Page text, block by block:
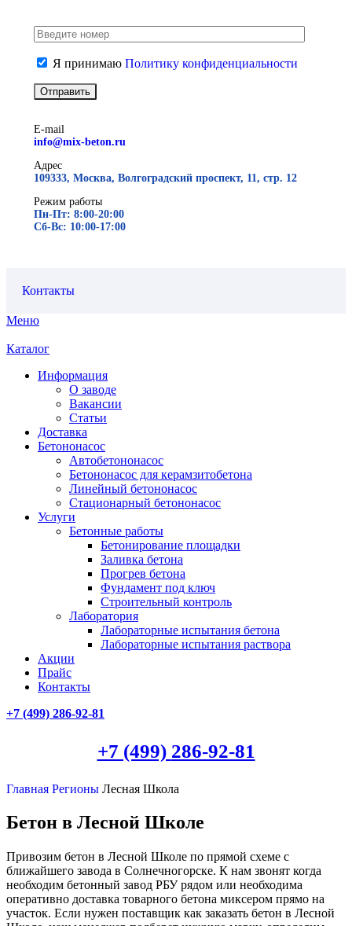
Я принимаю Политику конфиденциальности
E-mail
info@mix-beton.ru
Адрес
109333, Москва, Волгоградский проспект, 11, стр. 12
Режим работы
Пн-Пт: 8:00-20:00
Сб-Вс: 10:00-17:00
Контакты
Меню
Каталог
Информация
О заводе
Вакансии
Статьи
Доставка
Бетононасос
Автобетононасос
Бетононасос для керамзитобетона
Линейный бетононасос
Стационарный бетононасос
Услуги
Бетонные работы
Бетонирование площадки
Заливка бетона
Прогрев бетона
Фундамент под ключ
Строительный контроль
Лаборатория
Лабораторные испытания бетона
Лабораторные испытания раствора
Акции
Прайс
Контакты
+7 (499) 286-92-81
+7 (499) 286-92-81
Главная Регионы Лесная Школа
Бетон в Лесной Школе
Привозим бетон в Лесной Школе по прямой схеме с
ближайшего завода в Солнечногорске. К нам звонят когда
необходим бетонный завод РБУ рядом или необходима
оперативно доставка товарного бетона миксером прямо на
участок. Если нужен поставщик как заказать бетон в Лесной